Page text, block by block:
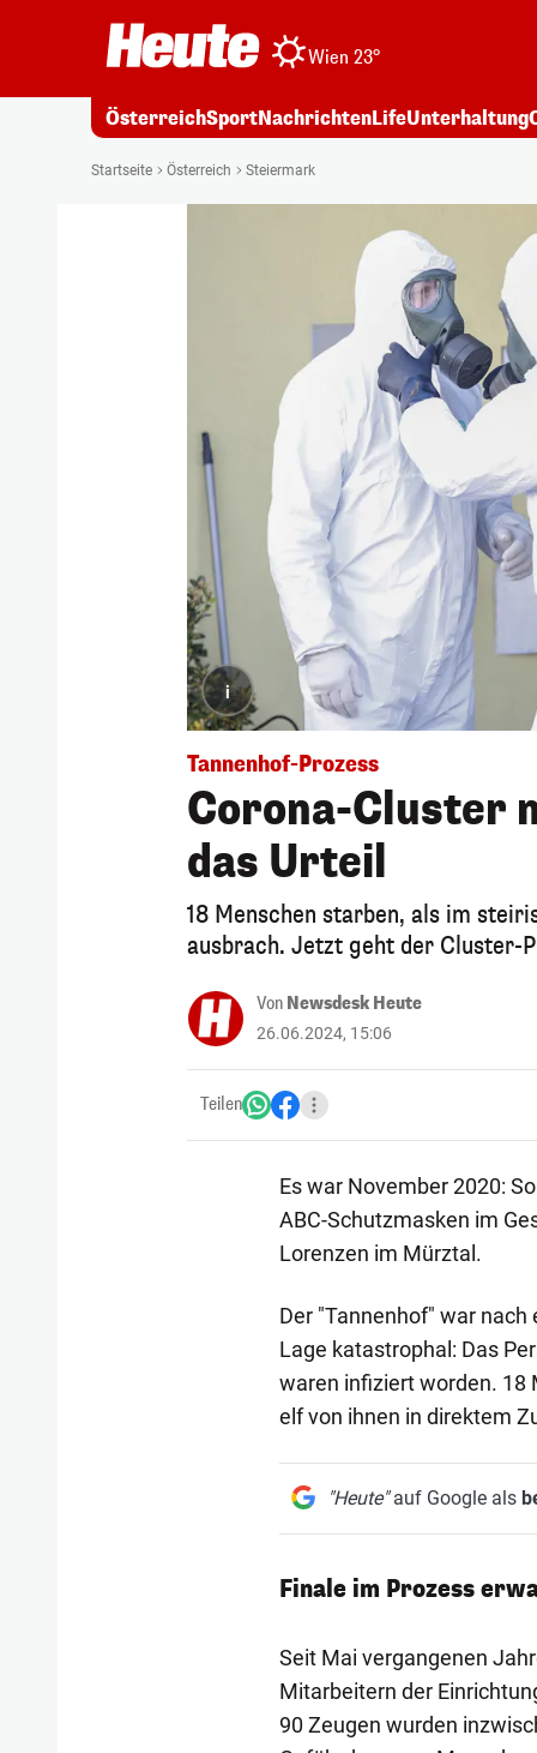
Wien 23°
ÖsterreichSportNachrichtenLifeUnterhaltung
Startseite Österreich Steiermark
i
Tannenhof-Prozess
Corona-Cluster
das Urteil
18 Menschen starben, als im
ausbrach. Jetzt geht der Cluster-
Von Newsdesk Heute
26.06.2024, 15:06
Teilen
Es war November 2020:
ABC-Schutzmasken im
Lorenzen im Mürztal.
Der "Tannenhof" war
Lage katastrophal: Das
waren infiziert worden. 18
elf von ihnen in direktem
"Heute"auf Google als
Finale im Prozess
Seit Mai vergangenen
Mitarbeitern der
90 Zeugen wurden